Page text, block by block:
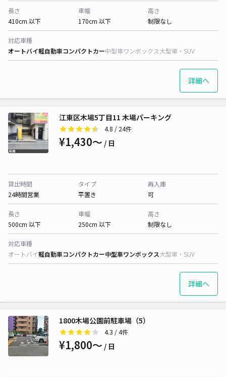
長さ
410cm 以下
車幅
170cm 以下
高さ
制限なし
対応車種
オートバイ軽自動車コンパクトカー中型車ワンボックス大型車・SUV
詳細へ
江東区木場5丁目11 木場パーキング
4.8 / 24件
¥1,430〜 / 日
貸出時間
24時間営業
タイプ
平置き
再入庫
可
長さ
500cm 以下
車幅
250cm 以下
高さ
制限なし
対応車種
オートバイ軽自動車コンパクトカー中型車ワンボックス大型車・SUV
詳細へ
1800木場公園前駐車場（5）
4.3 / 4件
¥1,800〜 / 日